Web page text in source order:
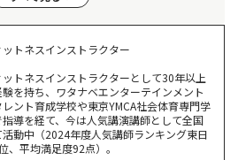
EMS運動器）の効果的な使い方
らない
て運動する
）の選び方
ットネスインストラクター
ットネスインストラクターとして30年以上
験を持ち、ワタナベエンターテインメント
レント育成学校や東京YMCA社会体育専門学
導を経て、今は人気講演講師として全国
活動中（2024年度人気講師ランキング東日
、平均満足度92点）。